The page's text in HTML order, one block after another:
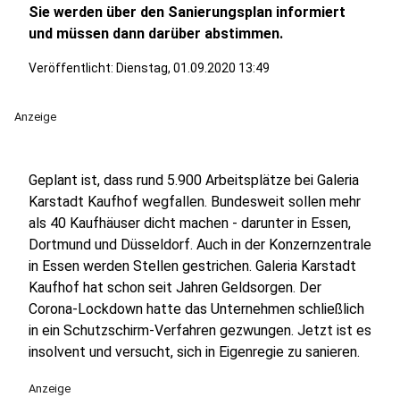
Sie werden über den Sanierungsplan informiert
und müssen dann darüber abstimmen.
Veröffentlicht: Dienstag, 01.09.2020 13:49
Anzeige
Geplant ist, dass rund 5.900 Arbeitsplätze bei Galeria
Karstadt Kaufhof wegfallen. Bundesweit sollen mehr
als 40 Kaufhäuser dicht machen - darunter in Essen,
Dortmund und Düsseldorf. Auch in der Konzernzentrale
in Essen werden Stellen gestrichen. Galeria Karstadt
Kaufhof hat schon seit Jahren Geldsorgen. Der
Corona-Lockdown hatte das Unternehmen schließlich
in ein Schutzschirm-Verfahren gezwungen. Jetzt ist es
insolvent und versucht, sich in Eigenregie zu sanieren.
Anzeige